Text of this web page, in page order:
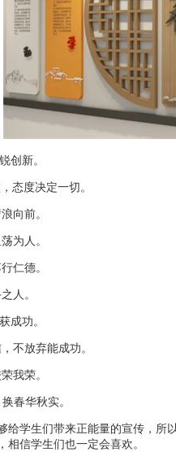
创新。
态度决定一切。
向前。
为人。
仁德。
人。
成功。
不放弃能成功。
我荣。
春华秋实。
给学生们带来正能量的宣传，所
相信学生们也一定会喜欢。